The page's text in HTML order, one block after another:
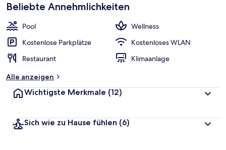
Beliebte Annehmlichkeiten
Pool
Wellness
Kostenlose Parkplätze
Kostenloses WLAN
Restaurant
Klimaanlage
Alle anzeigen
Wichtigste Merkmale (12)
Sich wie zu Hause fühlen (6)